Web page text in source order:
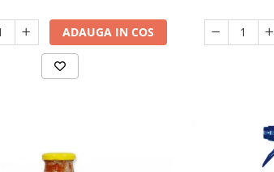
ADAUGA IN COS